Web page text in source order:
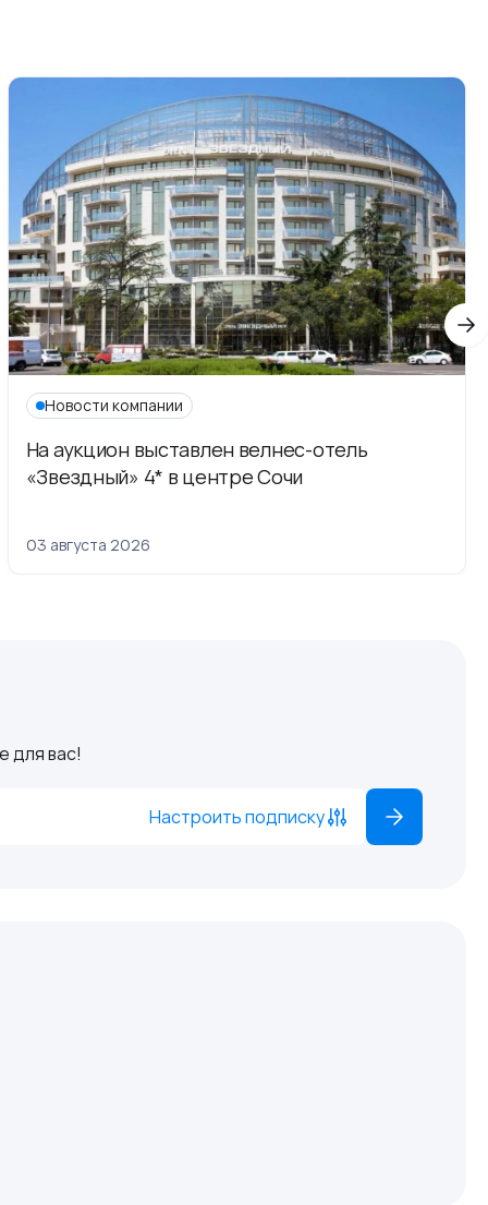
Новости компании
На аукцион выставлен велнес-отель
«Звездный» 4* в центре Сочи
03 августа 2026
для вас!
Настроить подписку